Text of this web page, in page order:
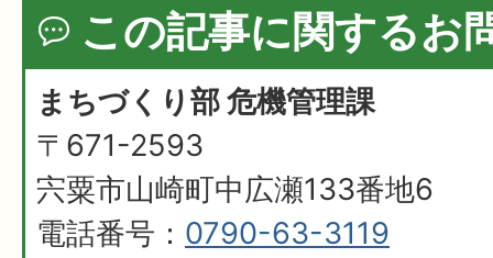
この記事に関するお
まちづくり部 危機管理課
〒671-2593
宍粟市山崎町中広瀬133番地6
電話番号： 0790-63-3119